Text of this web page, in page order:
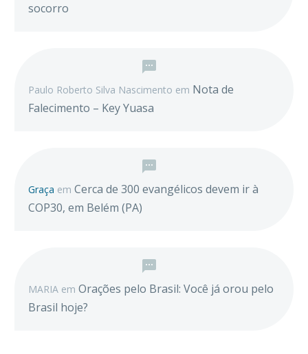
socorro
Paulo Roberto Silva Nascimento em Nota de
Falecimento – Key Yuasa
Graça em Cerca de 300 evangélicos devem ir à
COP30, em Belém (PA)
MARIA em Orações pelo Brasil: Você já orou pelo
Brasil hoje?